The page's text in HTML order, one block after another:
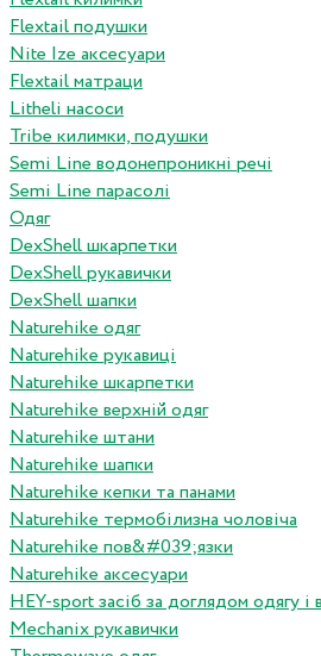
Flextail подушки
Nite Ize аксесуари
Flextail матраци
Litheli насоси
Tribe килимки, подушки
Semi Line водонепроникні речі
Semi Line парасолі
Одяг
DexShell шкарпетки
DexShell рукавички
DexShell шапки
Naturehike одяг
Naturehike рукавиці
Naturehike шкарпетки
Naturehike верхній одяг
Naturehike штани
Naturehike шапки
Naturehike кепки та панами
Naturehike термобілизна чоловіча
Naturehike пов&#039;язки
Naturehike аксесуари
HEY-sport засіб за доглядом одягу і
Mechanix рукавички